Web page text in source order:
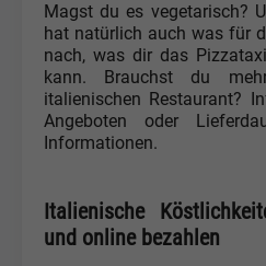
Magst du es vegetarisch?
hat natürlich auch was für
nach, was dir das
kann. Brauchst du
italienischen Restaurant?
Angeboten oder
Informationen.
Italienische
und online bezahlen